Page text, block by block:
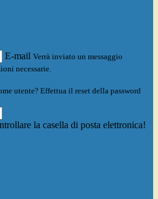
E-mail Verrà inviato un messaggio
necessarie.
utente? Effettua il reset della password
la casella di posta elettronica!